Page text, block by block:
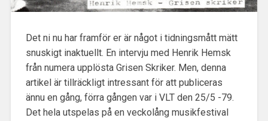
Det ni nu har framför er är något i tidningsmått mätt
snuskigt inaktuellt. En intervju med Henrik Hemsk
från numera upplösta Grisen Skriker. Men, denna
artikel är tillräckligt intressant för att publiceras
ännu en gång, förra gången var i VLT den 25/5 -79.
Det hela utspelas på en veckolång musikfestival